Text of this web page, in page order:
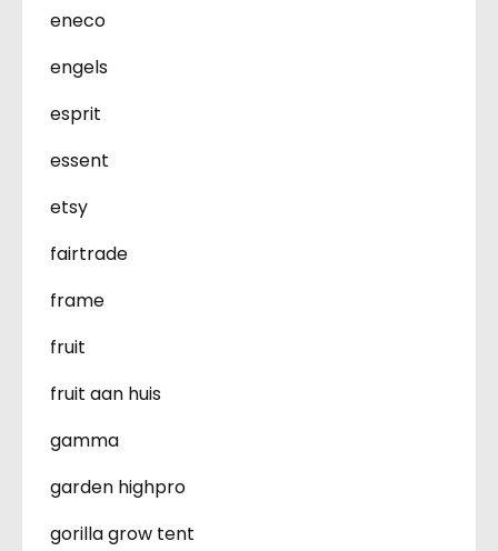
eneco
engels
esprit
essent
etsy
fairtrade
frame
fruit
fruit aan huis
gamma
garden highpro
gorilla grow tent